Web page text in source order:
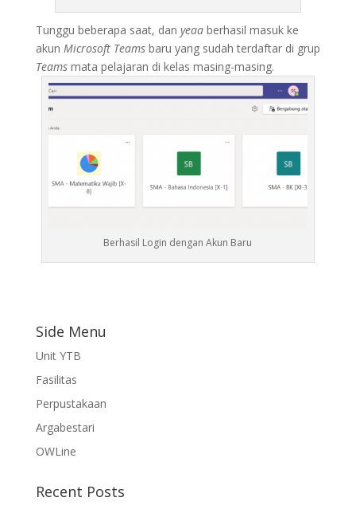
Tunggu beberapa saat, dan yeaaberhasil masuk ke
akun Microsoft Teamsbaru yang sudah terdaftar di grup
Teamsmata pelajaran di kelas masing-masing.
Berhasil Login dengan Akun Baru
Side Menu
Unit YTB
Fasilitas
Perpustakaan
Argabestari
OWLine
Recent Posts